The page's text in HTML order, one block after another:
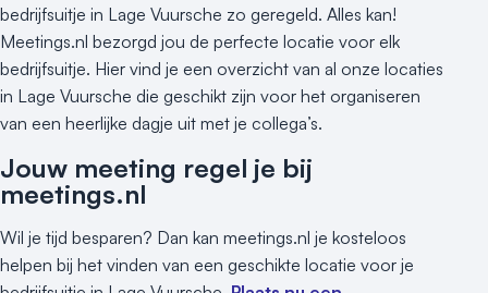
bedrijfsuitje in Lage Vuursche zo geregeld. Alles kan!
Meetings.nl bezorgd jou de perfecte locatie voor elk
bedrijfsuitje. Hier vind je een overzicht van al onze locaties
in Lage Vuursche die geschikt zijn voor het organiseren
van een heerlijke dagje uit met je collega’s.
Jouw meeting regel je bij
meetings.nl
Wil je tijd besparen? Dan kan meetings.nl je kosteloos
helpen bij het vinden van een geschikte locatie voor je